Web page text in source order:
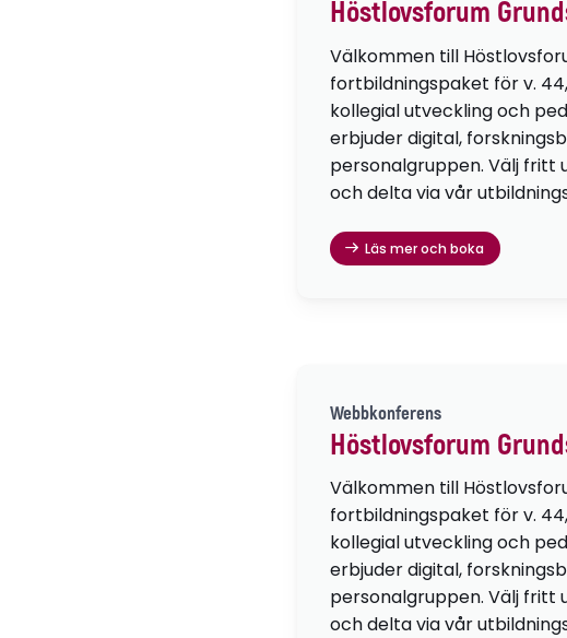
Höstlovsforum
Välkommen till
fortbildningspaket för v.
kollegial utveckling och
erbjuder digital,
personalgruppen. Välj fritt
och delta via vår
Läs mer och boka
Webbkonferens
Höstlovsforum
Välkommen till
fortbildningspaket för v.
kollegial utveckling och
erbjuder digital,
personalgruppen. Välj fritt
och delta via vår